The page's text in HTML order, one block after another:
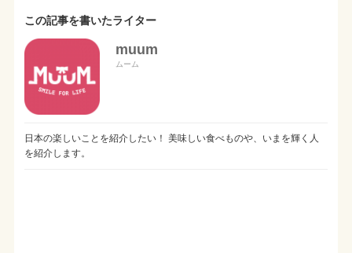
この記事を書いたライター
muum
ムーム
日本の楽しいことを紹介したい！ 美味しい食べものや、いまを輝く人
を紹介します。